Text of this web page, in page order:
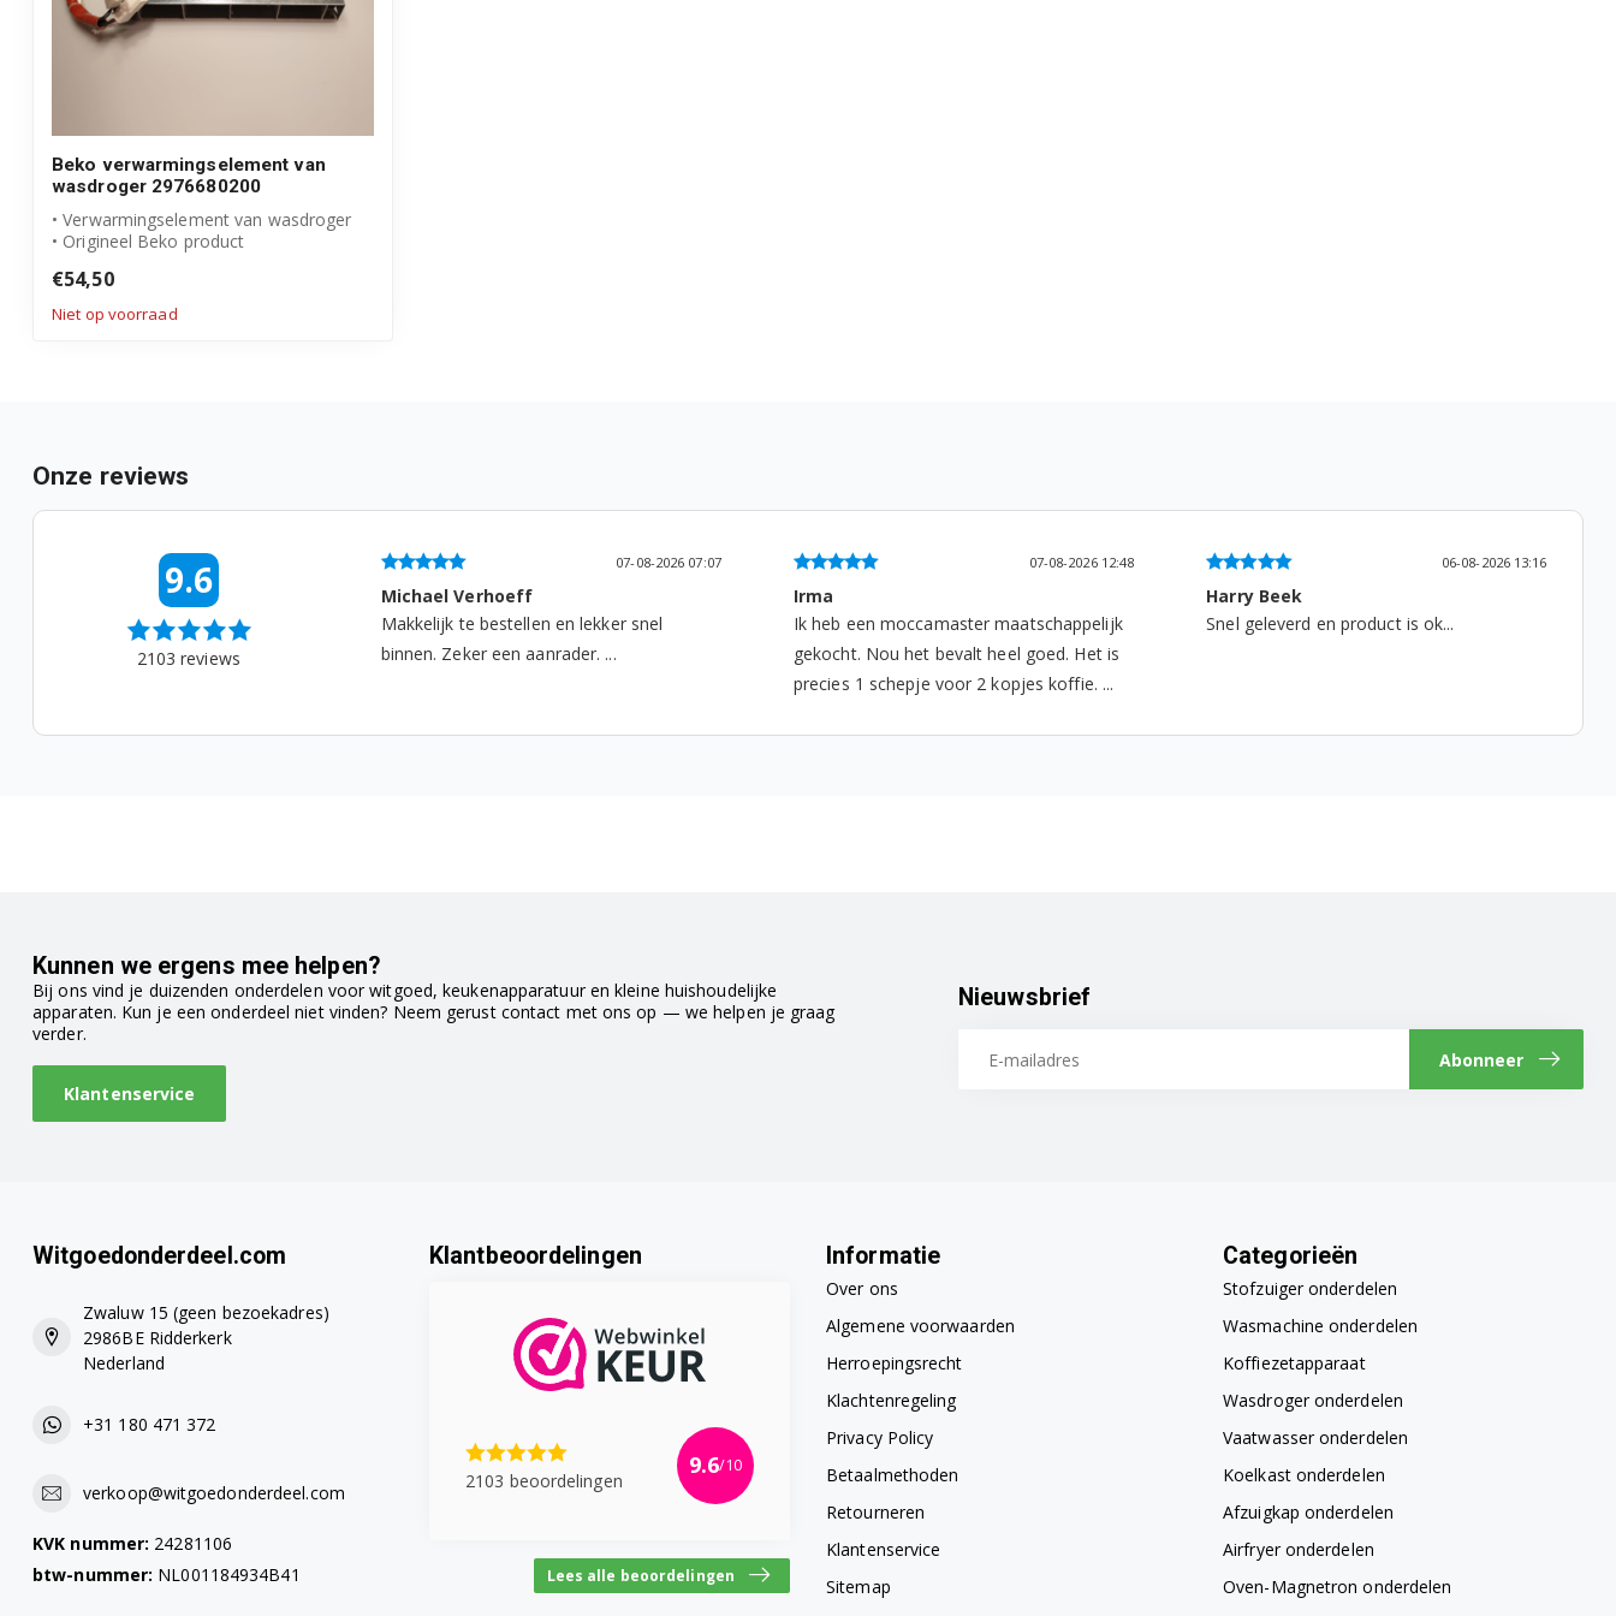
Beko verwarmingselement van
wasdroger 2976680200
• Verwarmingselement van wasdroger
• Origineel Beko product
€54,50
Niet op voorraad
Onze reviews
9.6
2103 reviews
07-08-2026 07:07
te bestellen en lekker snel
Zeker een aanrader. ...
07-08-2026 12:48
Irma
Ik heb een moccamaster maatschappelijk
gekocht. Nou het bevalt heel goed. Het is
06-08-2026 13:16
Harry Beek
Snel geleverd en product is ok...
06-08-2026 07:18
Ad Willems
Tevreden, het past en het werkt weer...
Kunnen we ergens mee helpen?
Bij ons vind je duizenden onderdelen voor witgoed, keukenapparatuur en kleine huishoudelijke
apparaten. Kun je een onderdeel niet vinden? Neem gerust contact met ons op — we helpen je graag
verder.
Klantenservice
Nieuwsbrief
Abonneer
Witgoedonderdeel.com
Zwaluw 15 (geen bezoekadres)
2986BE Ridderkerk
Nederland
+31 180 471 372
verkoop@witgoedonderdeel.com
KVK nummer: 24281106
btw-nummer: NL001184934B41
Klantbeoordelingen
2103 beoordelingen
9.6/10
Lees alle beoordelingen
Informatie
Over ons
Algemene voorwaarden
Herroepingsrecht
Klachtenregeling
Privacy Policy
Betaalmethoden
Retourneren
Klantenservice
Sitemap
Categorieën
Stofzuiger onderdelen
Wasmachine onderdelen
Koffiezetapparaat
Wasdroger onderdelen
Vaatwasser onderdelen
Koelkast onderdelen
Afzuigkap onderdelen
Airfryer onderdelen
Oven-Magnetron onderdelen